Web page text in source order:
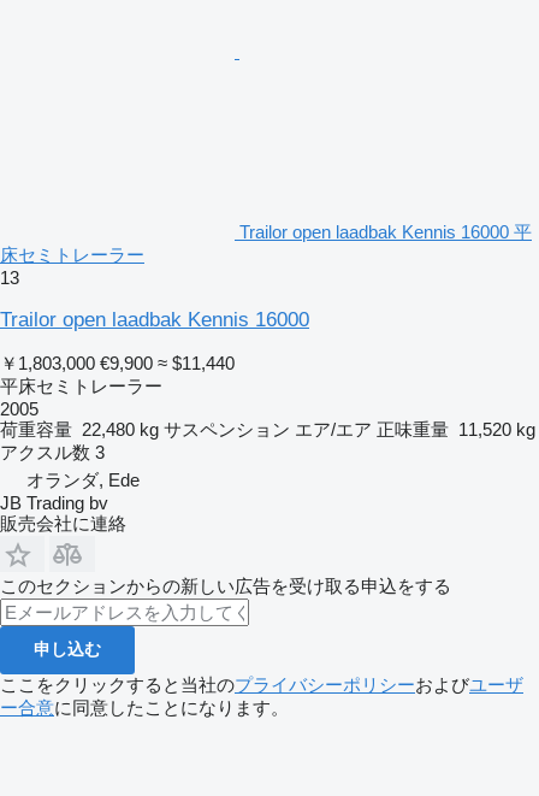
Trailor open laadbak Kennis 16000 平
床セミトレーラー
13
Trailor open laadbak Kennis 16000
￥1,803,000 €9,900 ≈ $11,440
平床セミトレーラー
2005
荷重容量 22,480 kg サスペンション エア/エア 正味重量 11,520 kg
アクスル数 3
オランダ, Ede
JB Trading bv
販売会社に連絡
このセクションからの新しい広告を受け取る申込をする
申し込む
ここをクリックすると当社のプライバシーポリシーおよびユーザ
ー合意に同意したことになります。